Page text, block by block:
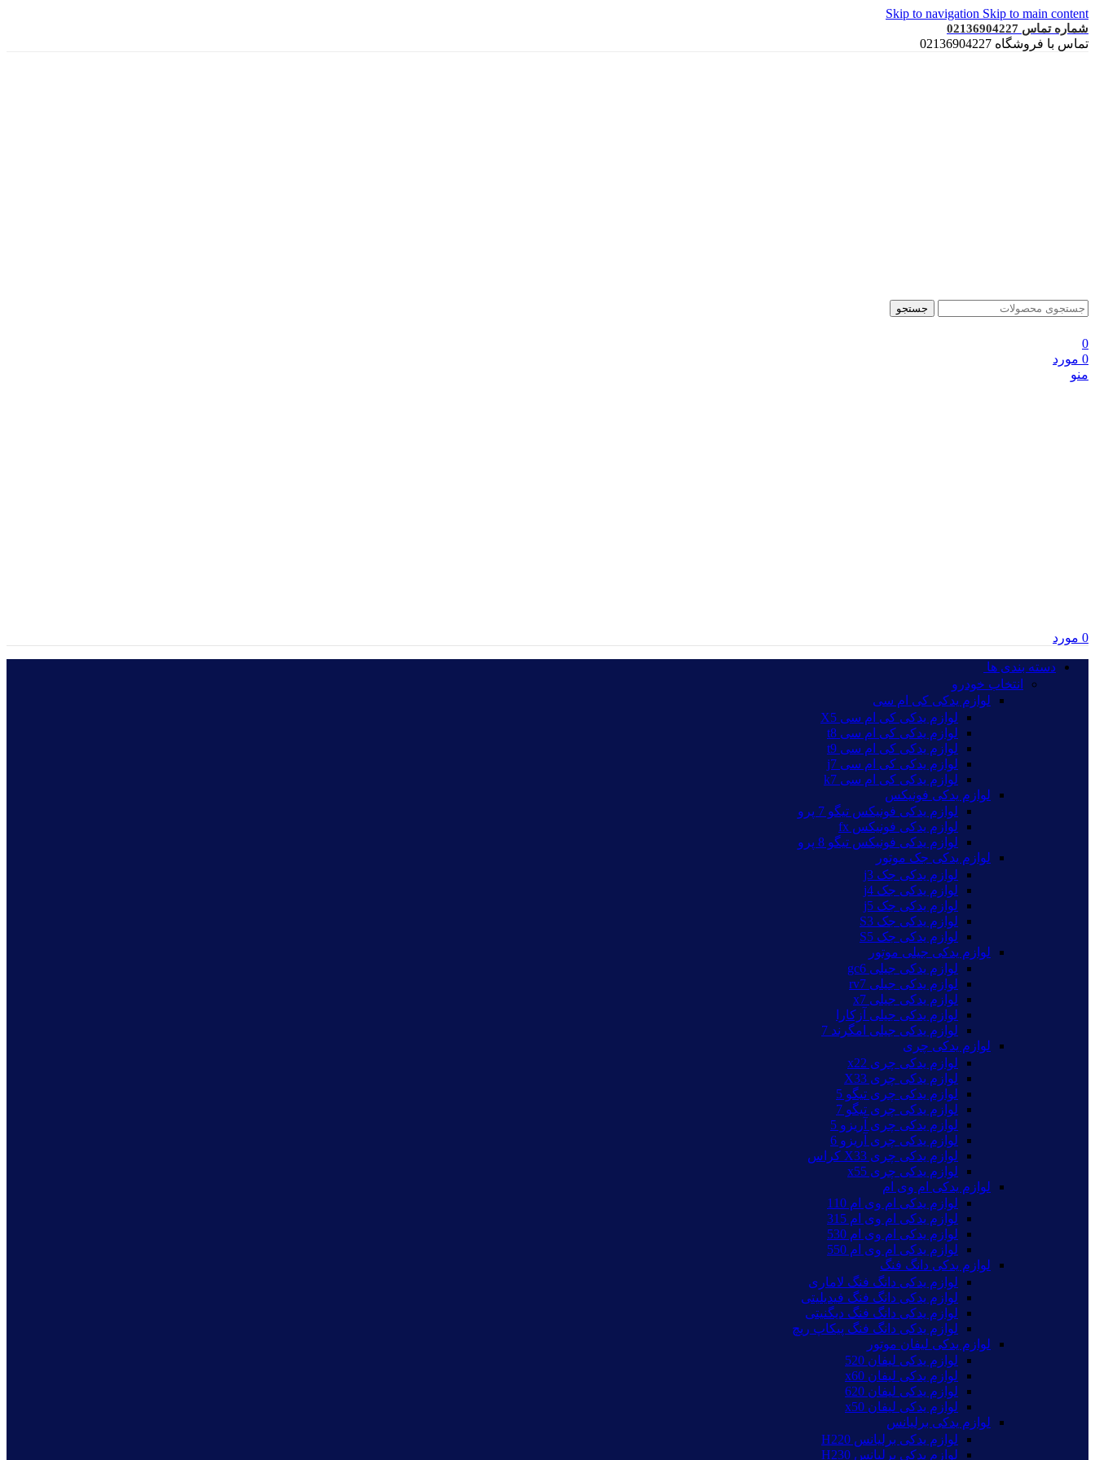
Skip to navigation Skip to main content
شماره تماس 02136904227
تماس با فروشگاه 02136904227
جستجو
0
0 مورد
منو
0 مورد
دسته بندی ها‏‏‎ ‎
انتخاب خودرو
لوازم یدکی کی ام سی
لوازم یدکی کی ام سی X5
لوازم یدکی کی ام سی t8
لوازم یدکی کی ام سی t9
لوازم یدکی کی ام سی j7
لوازم یدکی کی ام سی k7
لوازم یدکی فونیکس
لوازم یدکی فونیکس تیگو 7 پرو
لوازم یدکی فونیکس fx
لوازم یدکی فونیکس تیگو 8 پرو
لوازم یدکی جک موتور
لوازم یدکی جک j3
لوازم یدکی جک j4
لوازم یدکی جک j5
لوازم یدکی جک S3
لوازم یدکی جک S5
لوازم یدکی جیلی موتور
لوازم یدکی جیلی gc6
لوازم یدکی جیلی rv7
لوازم یدکی جیلی x7
لوازم یدکی جیلی آزکارا
لوازم یدکی جیلی امگرند 7
لوازم یدکی چری
لوازم یدکی چری x22
لوازم یدکی چری X33
لوازم یدکی چری تیگو 5
لوازم یدکی چری تیگو 7
لوازم یدکی چری آریزو 5
لوازم یدکی چری آریزو 6
لوازم یدکی چری X33 کراس
لوازم یدکی چری x55
لوازم یدکی ام وی ام
لوازم یدکی ام وی ام 110
لوازم یدکی ام وی ام 315
لوازم یدکی ام وی ام 530
لوازم یدکی ام وی ام 550
لوازم یدکی دانگ فنگ
لوازم یدکی دانگ فنگ لاماری
لوازم یدکی دانگ فنگ فیدیلیتی
لوازم یدکی دانگ فنگ دیگنیتی
لوازم یدکی دانگ فنگ پیکاپ ریچ
لوازم یدکی لیفان موتور
لوازم یدکی لیفان 520
لوازم یدکی لیفان x60
لوازم یدکی لیفان 620
لوازم یدکی لیفان x50
لوازم یدکی برلیانس
لوازم یدکی برلیانس H220
لوازم یدکی برلیانس H230